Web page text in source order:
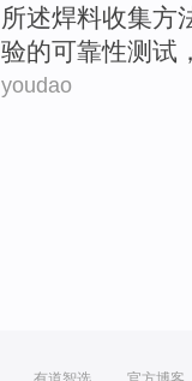
所述焊料收集方
验的可靠性测试 ，
youdao